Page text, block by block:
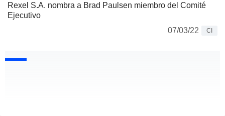
Rexel S.A. nombra a Brad Paulsen miembro del Comité
Ejecutivo
07/03/22
CI